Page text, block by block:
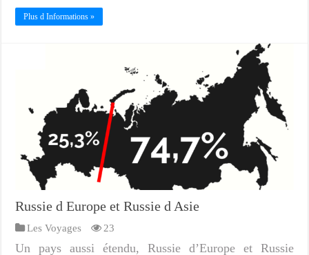
Plus d Informations »
Russie d Europe et Russie d Asie
Les Voyages 23
Un pays aussi étendu, Russie d’Europe et Russie